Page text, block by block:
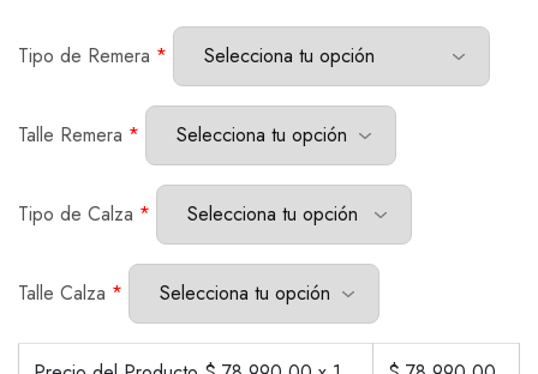
Tipo de Remera *
Talle Remera *
Tipo de Calza *
Talle Calza *